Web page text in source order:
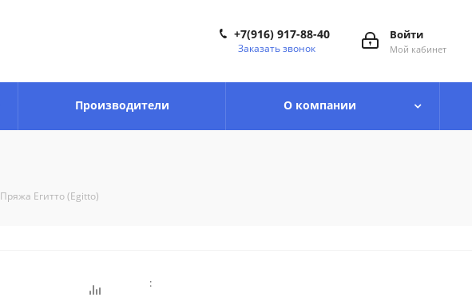
Войти
Мой кабинет
+7(916) 917-88-40
Заказать звонок
Производители О компании
Пряжа Егитто (Egitto)
: